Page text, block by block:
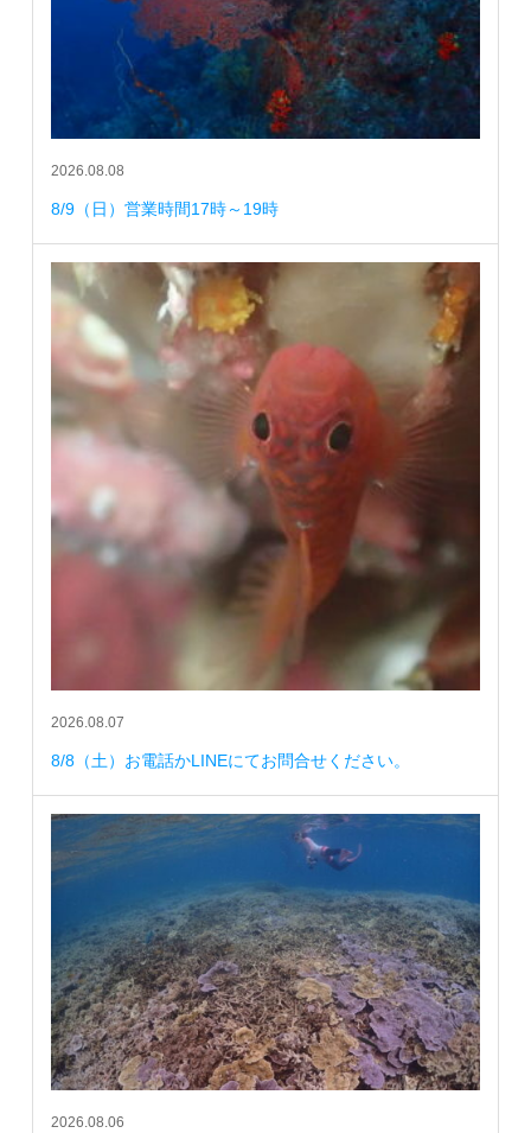
2026.08.08
8/9（日）営業時間17時～19時
2026.08.07
8/8（土）お電話かLINEにてお問合せください。
2026.08.06